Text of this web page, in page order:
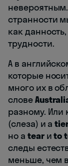
странности
как
трудности.
А в
которые
много их в
слове
разному. Или
(слеза) и a
но a tearиto
следы
меньше, чем